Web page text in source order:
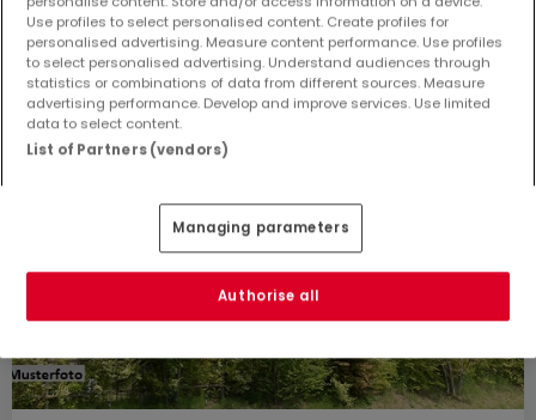
Use profiles to select personalised content. Create profiles for
personalised advertising. Measure content performance. Use profiles
to select personalised advertising. Understand audiences through
statistics or combinations of data from different sources. Measure
advertising performance. Develop and improve services. Use limited
data to select content.
List of Partners (vendors)
Managing parameters
Authorise all